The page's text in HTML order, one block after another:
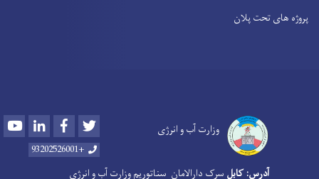
پروژه های تحت پلان
وزارت آب و انرژی YoutubeLinkedInFacebook
+93202526001
آدرس: کابل سرک دارالامان سناتوریم وزارت آب و انرژی